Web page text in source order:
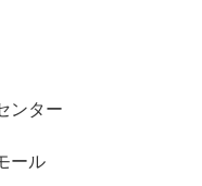
ンター
ール